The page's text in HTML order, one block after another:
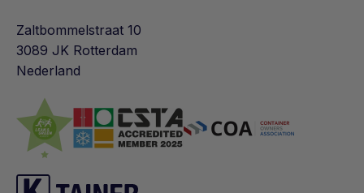
Qualitäts- und Sicherheitsstandards garantiert
Kann weltweit geliefert werden
Zaltbommelstraat 10
3089 JK Rotterdam
Nederland